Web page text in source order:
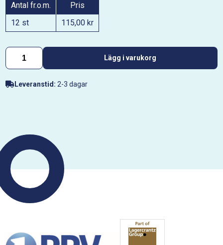
Antal fr.o.m.
Pris
12 st
115,00 kr
Lägg i varukorg
Leveranstid: 2-3 dagar